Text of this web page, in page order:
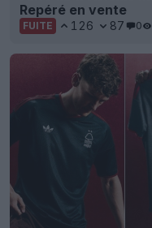
Repéré en vente
FUITE 126 87 0